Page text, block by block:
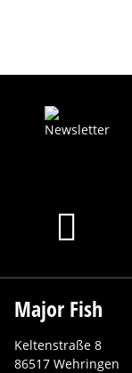
Major Fish
Keltenstraße 8
86517 Wehringen